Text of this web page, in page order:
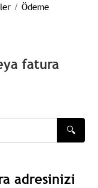
/ Ödeme
fatura
🔍
adresinizi